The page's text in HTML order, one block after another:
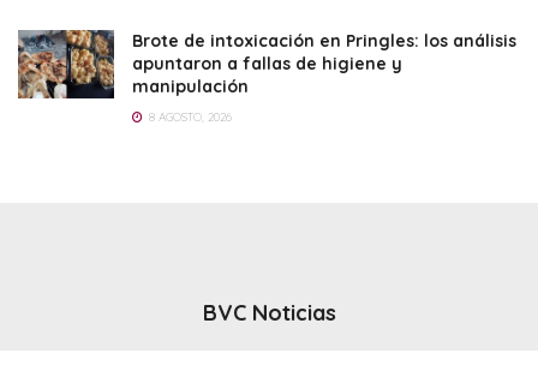
Brote de intoxicación en Pringles: los análisis
apuntaron a fallas de higiene y
manipulación
8 AGOSTO, 2026
BVC Noticias